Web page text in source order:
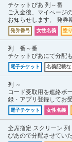
チケットぴあ 列～番
ご入金後、マイページ
お知らせします。 発券
発券番号 女性名義 塗
列 番～番
チケットぴあにて分配
電子チケット 名義記載な
列 ～
コード受取用を連絡ボ
録・アプリ登録してお
電子チケット 女性名義
全席指定 スクリーン 列
ぴあので分配させてい